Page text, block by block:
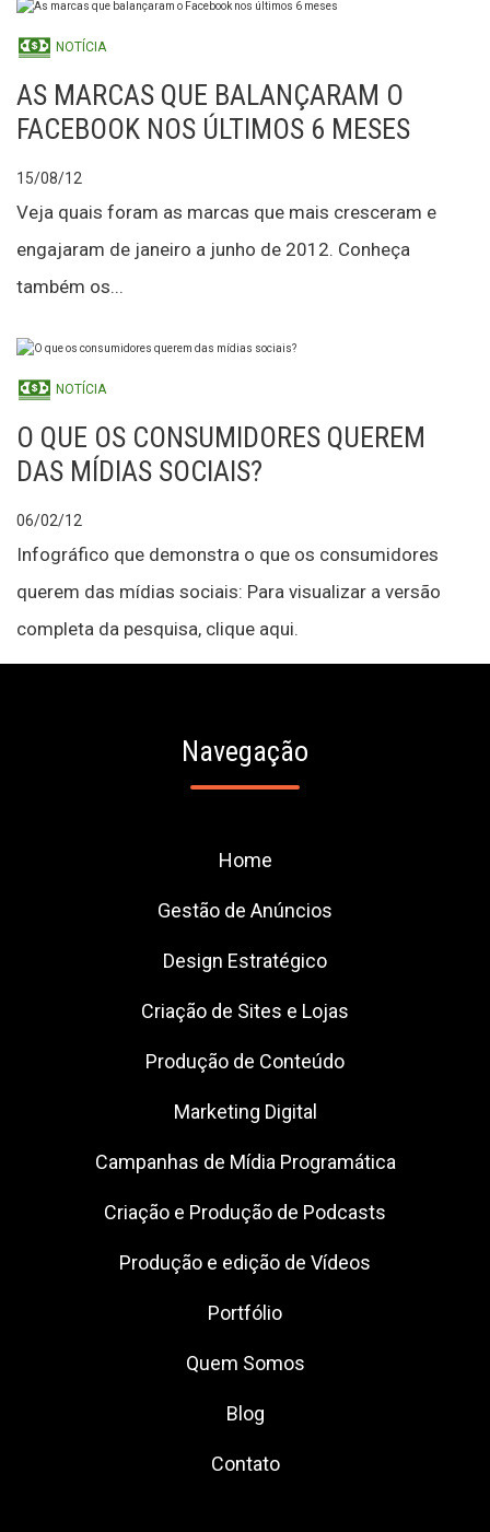
NOTÍCIA
AS MARCAS QUE BALANÇARAM O
FACEBOOK NOS ÚLTIMOS 6 MESES
15/08/12
Veja quais foram as marcas que mais cresceram e
engajaram de janeiro a junho de 2012. Conheça
também os...
NOTÍCIA
O QUE OS CONSUMIDORES QUEREM
DAS MÍDIAS SOCIAIS?
06/02/12
Infográfico que demonstra o que os consumidores
querem das mídias sociais: Para visualizar a versão
completa da pesquisa, clique aqui.
Navegação
Home
Gestão de Anúncios
Design Estratégico
Criação de Sites e Lojas
Produção de Conteúdo
Marketing Digital
Campanhas de Mídia Programática
Criação e Produção de Podcasts
Produção e edição de Vídeos
Portfólio
Quem Somos
Blog
Contato